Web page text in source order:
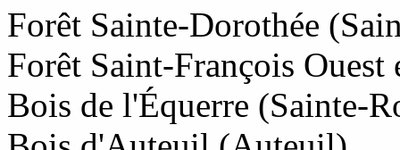
Forêt Sainte-Dorothée
Forêt Saint-François
Bois de l'Équerre (Sainte-